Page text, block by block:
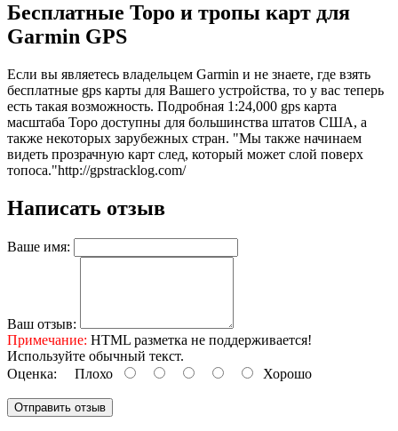
Бесплатные Topo и тропы карт для
Garmin GPS
Если вы являетесь владельцем Garmin и не знаете, где взять
бесплатные gps карты для Вашего устройства, то у вас теперь
есть такая возможность. Подробная 1:24,000 gps карта
масштаба Topo доступны для большинства штатов США, а
также некоторых зарубежных стран. "Мы также начинаем
видеть прозрачную карт след, который может слой поверх
топоса."http://gpstracklog.com/
Написать отзыв
Ваше имя:
Ваш отзыв:
Примечание: HTML разметка не поддерживается!
Используйте обычный текст.
Оценка: Плохо Хорошо
Отправить отзыв